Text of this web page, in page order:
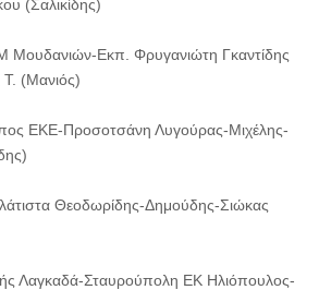
(Σαλικίδης)
Εκπ. Φρυγανιώτη Γκαντίδης
(Μανιός)
ΕΚΕ-Προσοτσάνη Λυγούρας-Μιχέλης-
Θεοδωρίδης-Δημούδης-Σιώκας
Λαγκαδά-Σταυρούπολη ΕΚ Ηλιόπουλος-